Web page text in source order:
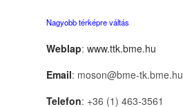
Nagyobb térképre váltás
Weblap: www.ttk.bme.hu
Email: moson@bme-tk.bme.hu
Telefon: +36 (1) 463-3561